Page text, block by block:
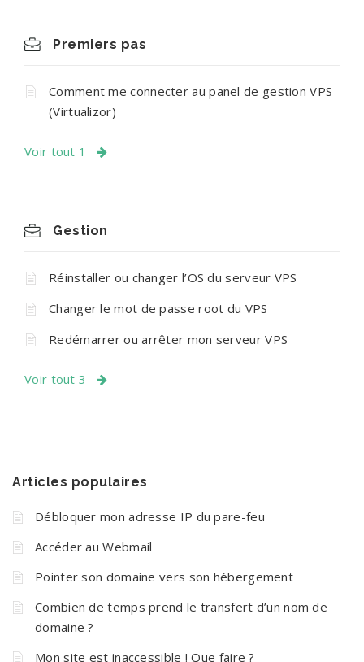
Premiers pas
Comment me connecter au panel de gestion VPS
(Virtualizor)
Voir tout 1
Gestion
Réinstaller ou changer l’OS du serveur VPS
Changer le mot de passe root du VPS
Redémarrer ou arrêter mon serveur VPS
Voir tout 3
Articles populaires
Débloquer mon adresse IP du pare-feu
Accéder au Webmail
Pointer son domaine vers son hébergement
Combien de temps prend le transfert d’un nom de
domaine ?
Mon site est inaccessible ! Que faire ?